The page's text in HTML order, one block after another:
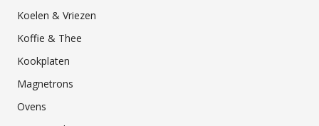
Koelen & Vriezen
Koffie & Thee
Kookplaten
Magnetrons
Ovens